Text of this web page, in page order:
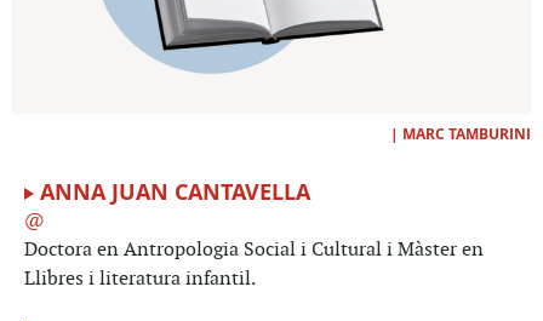
| MARC TAMBURINI
ANNA JUAN CANTAVELLA
Doctora en Antropologia Social i Cultural i Màster en
Llibres i literatura infantil.